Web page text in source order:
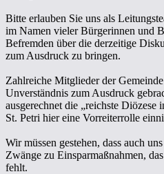
Bitte erlauben Sie uns als
im Namen vieler Bürgerinnen und
Befremden über die derzeitige
zum Ausdruck zu bringen.
Zahlreiche Mitglieder der
Unverständnis zum Ausdruck
ausgerechnet die „reichste Diözese
St. Petri hier eine Vorreiterrolle
Wir müssen gestehen, dass auch
Zwänge zu Einsparmaßnahmen,
fehlt.